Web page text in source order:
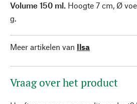
Volume 150 ml. Hoogte 7 cm, Ø
g.
Meer artikelen van Ilsa
Vraag over het product